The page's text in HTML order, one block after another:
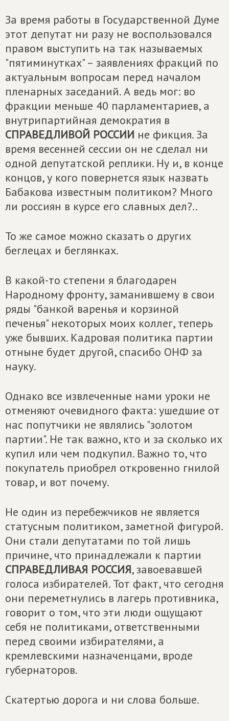
За время работы в Государственной Думе
этот депутат ни разу не воспользовался
правом выступить на так называемых
"пятиминутках" – заявлениях фракций по
актуальным вопросам перед началом
пленарных заседаний. А ведь мог: во
фракции меньше 40 парламентариев, а
внутрипартийная демократия в
СПРАВЕДЛИВОЙ РОССИИ не фикция. За
время весенней сессии он не сделал ни
одной депутатской реплики. Ну и, в конце
концов, у кого повернется язык назвать
Бабакова известным политиком? Много
ли россиян в курсе его славных дел?..
То же самое можно сказать о других
беглецах и беглянках.
В какой-то степени я благодарен
Народному фронту, заманившему в свои
ряды "банкой варенья и корзиной
печенья" некоторых моих коллег, теперь
уже бывших. Кадровая политика партии
отныне будет другой, спасибо ОНФ за
науку.
Однако все извлеченные нами уроки не
отменяют очевидного факта: ушедшие от
нас попутчики не являлись "золотом
партии". Не так важно, кто и за сколько их
купил или чем подкупил. Важно то, что
покупатель приобрел откровенно гнилой
товар, и вот почему.
Не один из перебежчиков не является
статусным политиком, заметной фигурой.
Они стали депутатами по той лишь
причине, что принадлежали к партии
СПРАВЕДЛИВАЯ РОССИЯ, завоевавшей
голоса избирателей. Тот факт, что сегодня
они переметнулись в лагерь противника,
говорит о том, что эти люди ощущают
себя не политиками, ответственными
перед своими избирателями, а
кремлевскими назначенцами, вроде
губернаторов.
Скатертью дорога и ни слова больше.